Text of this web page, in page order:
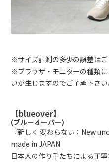
※サイズ計測の多少の誤差はご
※ブラウザ・モニターの種類
いが生じますのでご了承下さい
【blueover】
(ブルーオーバー)
『新しく 変わらない：New
made in JAPAN
日本人の作り手たちによる丁